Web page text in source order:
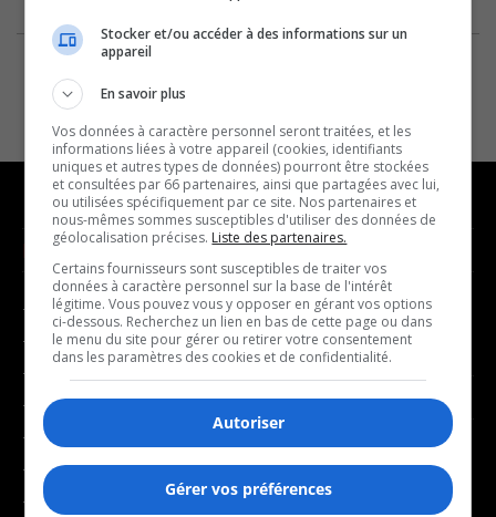
NOUVELLES
- Affaires municipales
- Communauté / Social
- Culture
- Économie
- Éducation
- Environnement
- Faits divers
MUSIQUE
- Décompte franco
- Joué récemment
BALADOS
- Art de vivre
Stocker et/ou accéder à des informations sur un
appareil
En savoir plus
Vos données à caractère personnel seront traitées, et les
informations liées à votre appareil (cookies, identifiants
uniques et autres types de données) pourront être stockées
et consultées par 66 partenaires, ainsi que partagées avec lui,
ou utilisées spécifiquement par ce site. Nos partenaires et
nous-mêmes sommes susceptibles d'utiliser des données de
géolocalisation précises. Liste des partenaires.
Certains fournisseurs sont susceptibles de traiter vos
données à caractère personnel sur la base de l'intérêt
légitime. Vous pouvez vous y opposer en gérant vos options
ci-dessous. Recherchez un lien en bas de cette page ou dans
le menu du site pour gérer ou retirer votre consentement
dans les paramètres des cookies et de confidentialité.
Autoriser
Gérer vos préférences